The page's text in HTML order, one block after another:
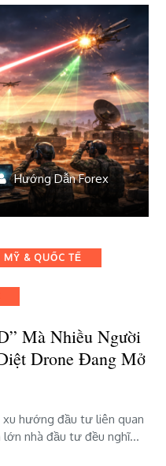
Hướng Dẫn Forex
& QUỐC TẾ
Mà Nhiều Người
Drone Đang Mở
xu hướng đầu tư liên quan
lớn nhà đầu tư đều nghĩ…